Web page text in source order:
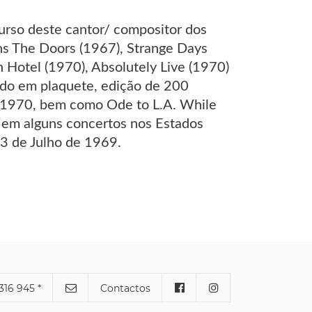
deste cantor/ compositor dos
The Doors (1967), Strange Days
Hotel (1970), Absolutely Live (1970)
em plaquete, edição de 200
bem como Ode to L.A. While
alguns concertos nos Estados
de Julho de 1969.
945 * Contactos